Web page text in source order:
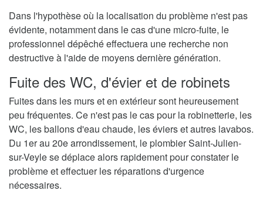
Dans l'hypothèse où la localisation du problème n'est pas
évidente, notamment dans le cas d'une micro-fuite, le
professionnel dépêché effectuera une recherche non
destructive à l'aide de moyens dernière génération.
Fuite des WC, d'évier et de robinets
Fuites dans les murs et en extérieur sont heureusement
peu fréquentes. Ce n'est pas le cas pour la robinetterie, les
WC, les ballons d'eau chaude, les éviers et autres lavabos.
Du 1er au 20e arrondissement, le plombier Saint-Julien-
sur-Veyle se déplace alors rapidement pour constater le
problème et effectuer les réparations d'urgence
nécessaires.